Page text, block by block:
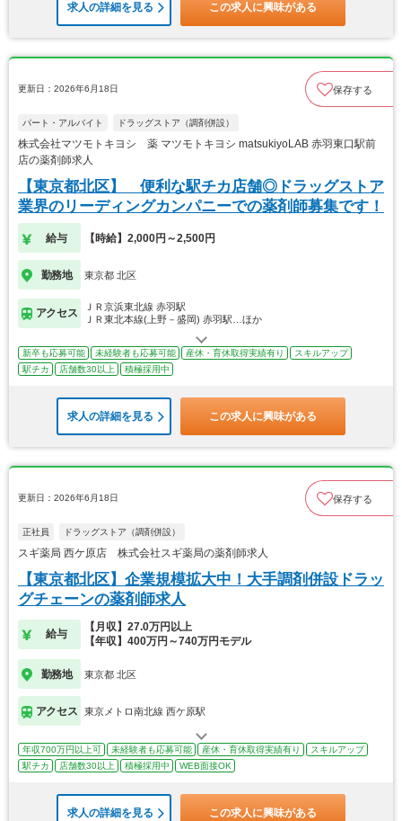
求人の詳細を見る この求人に興味がある
更新日：2026年6月18日 保存する
パート・アルバイト ドラッグストア（調剤併設）
株式会社マツモトキヨシ 薬 マツモトキヨシ matsukiyoLAB 赤羽東口駅前
店の薬剤師求人
【東京都北区】 便利な駅チカ店舗◎ドラッグストア
業界のリーディングカンパニーでの薬剤師募集です！
給与 【時給】2,000円～2,500円
勤務地 東京都 北区
アクセス
ＪＲ京浜東北線 赤羽駅
ＪＲ東北本線(上野－盛岡) 赤羽駅…ほか
新卒も応募可能 未経験者も応募可能 産休・育休取得実績有り
スキルアップ
駅チカ
店舗数30以上 積極採用中
求人の詳細を見る この求人に興味がある
更新日：2026年6月18日 保存する
正社員 ドラッグストア（調剤併設）
スギ薬局 西ケ原店 株式会社スギ薬局の薬剤師求人
【東京都北区】企業規模拡大中！大手調剤併設ドラッ
グチェーンの薬剤師求人
給与
【月収】27.0万円以上
【年収】400万円～740万円モデル
勤務地 東京都 北区
アクセス 東京メトロ南北線 西ケ原駅
年収700万円以上可 未経験者も応募可能 産休・育休取得実績有り
スキルアップ
駅チカ
店舗数30以上 積極採用中 WEB面接OK
求人の詳細を見る この求人に興味がある